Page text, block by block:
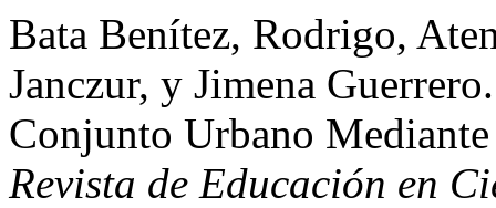
Bata Benítez, Rodrigo,
Janczur, y Jimena
Conjunto Urbano
Revista de Educación en